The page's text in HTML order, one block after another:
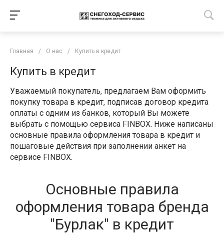
Главная / О нас / Купить в кредит
Купить в кредит
Уважаемый покупатель, предлагаем Вам оформить
покупку товара в кредит, подписав договор кредита
оплаты с одним из банков, который Вы можете
выбрать с помощью сервиса FINBOX. Ниже написаны
основные правила оформления товара в кредит и
пошаговые действия при заполнении анкет на
сервисе FINBOX.
Основные правила
оформления товара бренда
"Бурлак" в кредит